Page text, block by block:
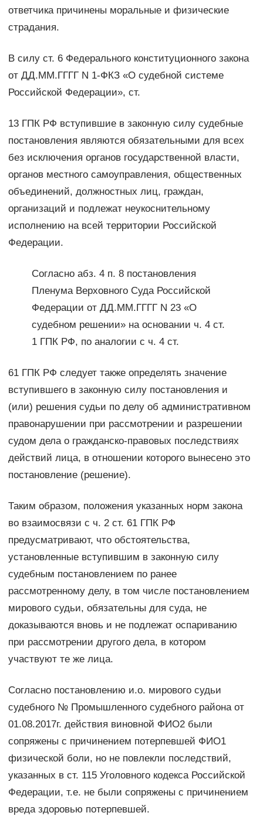
ответчика причинены моральные и физические
страдания.
В силу ст. 6 Федерального конституционного закона
от ДД.ММ.ГГГГ N 1-ФКЗ «О судебной системе
Российской Федерации», ст.
13 ГПК РФ вступившие в законную силу судебные
постановления являются обязательными для всех
без исключения органов государственной власти,
органов местного самоуправления, общественных
объединений, должностных лиц, граждан,
организаций и подлежат неукоснительному
исполнению на всей территории Российской
Федерации.
Согласно абз. 4 п. 8 постановления
Пленума Верховного Суда Российской
Федерации от ДД.ММ.ГГГГ N 23 «О
судебном решении» на основании ч. 4 ст.
1 ГПК РФ, по аналогии с ч. 4 ст.
61 ГПК РФ следует также определять значение
вступившего в законную силу постановления и
(или) решения судьи по делу об административном
правонарушении при рассмотрении и разрешении
судом дела о гражданско-правовых последствиях
действий лица, в отношении которого вынесено это
постановление (решение).
Таким образом, положения указанных норм закона
во взаимосвязи с ч. 2 ст. 61 ГПК РФ
предусматривают, что обстоятельства,
установленные вступившим в законную силу
судебным постановлением по ранее
рассмотренному делу, в том числе постановлением
мирового судьи, обязательны для суда, не
доказываются вновь и не подлежат оспариванию
при рассмотрении другого дела, в котором
участвуют те же лица.
Согласно постановлению и.о. мирового судьи
судебного № Промышленного судебного района от
01.08.2017г. действия виновной ФИО2 были
сопряжены с причинением потерпевшей ФИО1
физической боли, но не повлекли последствий,
указанных в ст. 115 Уголовного кодекса Российской
Федерации, т.е. не были сопряжены с причинением
вреда здоровью потерпевшей.